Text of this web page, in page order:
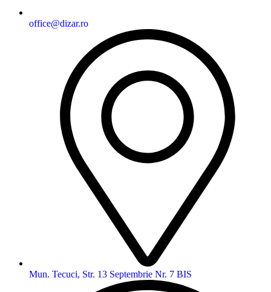
office@dizar.ro
Mun. Tecuci, Str. 13 Septembrie Nr. 7 BIS